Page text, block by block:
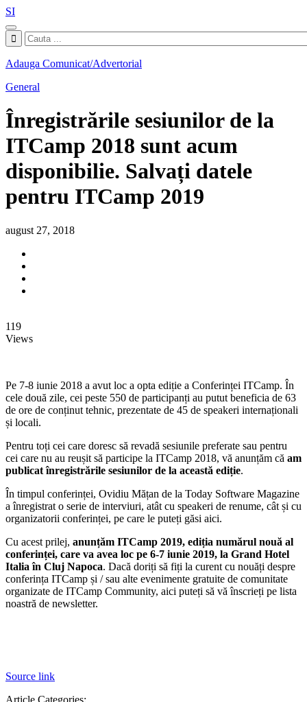
SI
Adauga Comunicat/Advertorial
General
Înregistrările sesiunilor de la
ITCamp 2018 sunt acum
disponibilie. Salvați datele
pentru ITCamp 2019
august 27, 2018
119
Views
Pe 7-8 iunie 2018 a avut loc a opta ediție a Conferinței ITCamp. În
cele două zile, cei peste 550 de participanți au putut beneficia de 63
de ore de conținut tehnic, prezentate de 45 de speakeri internaționali
și locali.
Pentru toți cei care doresc să revadă sesiunile preferate sau pentru
cei care nu au reușit să participe la ITCamp 2018, vă anunțăm că am
publicat înregistrările sesiunilor de la această ediție.
În timpul conferinței, Ovidiu Mățan de la Today Software Magazine
a înregistrat o serie de interviuri, atât cu speakeri de renume, cât și cu
organizatorii conferinței, pe care le puteți găsi aici.
Cu acest prilej, anunțăm ITCamp 2019, ediția numărul nouă al
conferinței, care va avea loc pe 6-7 iunie 2019, la Grand Hotel
Italia în Cluj Napoca. Dacă doriți să fiți la curent cu nouăți despre
conferința ITCamp și / sau alte evenimente gratuite de comunitate
organizate de ITCamp Community, aici puteți să vă înscrieți pe lista
noastră de newsletter.
Source link
Article Categories: